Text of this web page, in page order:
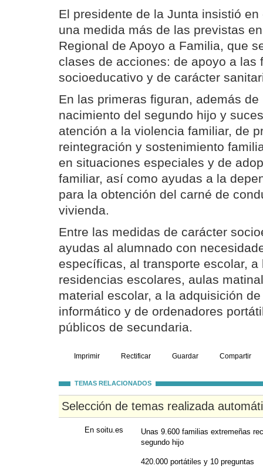
El presidente de la Junta insistió
una medida más de las previstas
Regional de Apoyo a Familia, que
clases de acciones: de apoyo a las
socioeducativo y de carácter
En las primeras figuran, además
nacimiento del segundo hijo y
atención a la violencia familiar, de
reintegración y sostenimiento
en situaciones especiales y de
familiar, así como ayudas a la
para la obtención del carné de
vivienda.
Entre las medidas de carácter
ayudas al alumnado con
específicas, al transporte escolar,
residencias escolares, aulas
material escolar, a la adquisición
informático y de ordenadores
públicos de secundaria.
Imprimir Rectificar Guardar Compartir
TEMAS RELACIONADOS
Selección de temas realizada
En soitu.es
Unas 9.600 familias extremeñas
segundo hijo
420.000 portátiles y 10 preguntas